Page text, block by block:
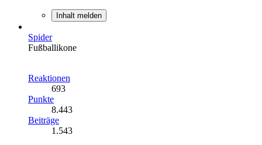
Inhalt melden
Spider
Fußballikone
Reaktionen
693
Punkte
8.443
Beiträge
1.543